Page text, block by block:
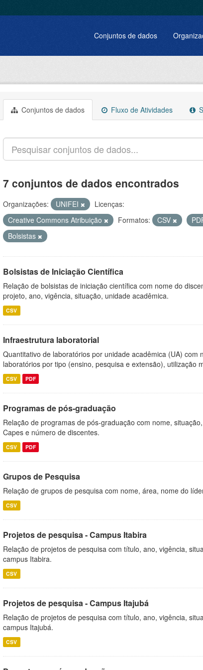
Conjuntos de dados
Conjuntos de dados Fluxo de Atividades
7 conjuntos de dados encontrados
Organizações: UNIFEI
Licenças:
Creative Commons Atribuição
Formatos: CSV
Bolsistas
Bolsistas de Iniciação Científica
Relação de bolsistas de iniciação científica com nome do
projeto, ano, vigência, situação, unidade acadêmica.
CSV
Infraestrutura laboratorial
Quantitativo de laboratórios por unidade acadêmica (UA)
laboratórios por tipo (ensino, pesquisa e extensão), utilização
CSV PDF
Programas de pós-graduação
Relação de programas de pós-graduação com nome,
Capes e número de discentes.
CSV PDF
Grupos de Pesquisa
Relação de grupos de pesquisa com nome, área, nome do
CSV
Projetos de pesquisa - Campus Itabira
Relação de projetos de pesquisa com título, ano, vigência,
campus Itabira.
CSV
Projetos de pesquisa - Campus Itajubá
Relação de projetos de pesquisa com título, ano, vigência,
campus Itajubá.
CSV